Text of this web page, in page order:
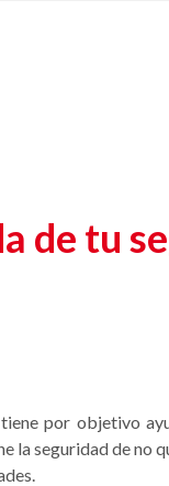
de tu
por objetivo
la seguridad de no